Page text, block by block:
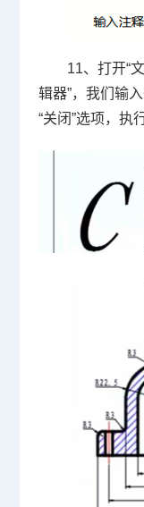
11、打开“
辑器”，我们输入
“关闭”选项，执